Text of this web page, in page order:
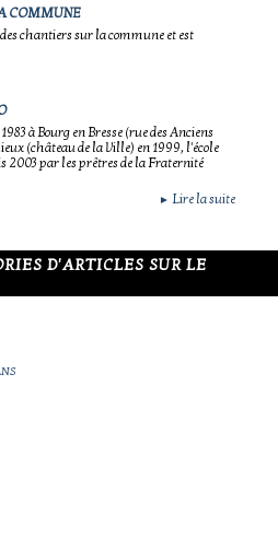
COMMUNE
chantiers sur la commune et est
à Bourg en Bresse (rue des Anciens
(château de la Ville) en 1999, l'école
2003 par les prêtres de la Fraternité
► Lire la suite
D'ARTICLES SUR LE